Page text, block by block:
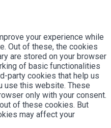
your experience while
Out of these, the cookies
are stored on your browser
of basic functionalities
party cookies that help us
use this website. These
only with your consent.
of these cookies. But
may affect your